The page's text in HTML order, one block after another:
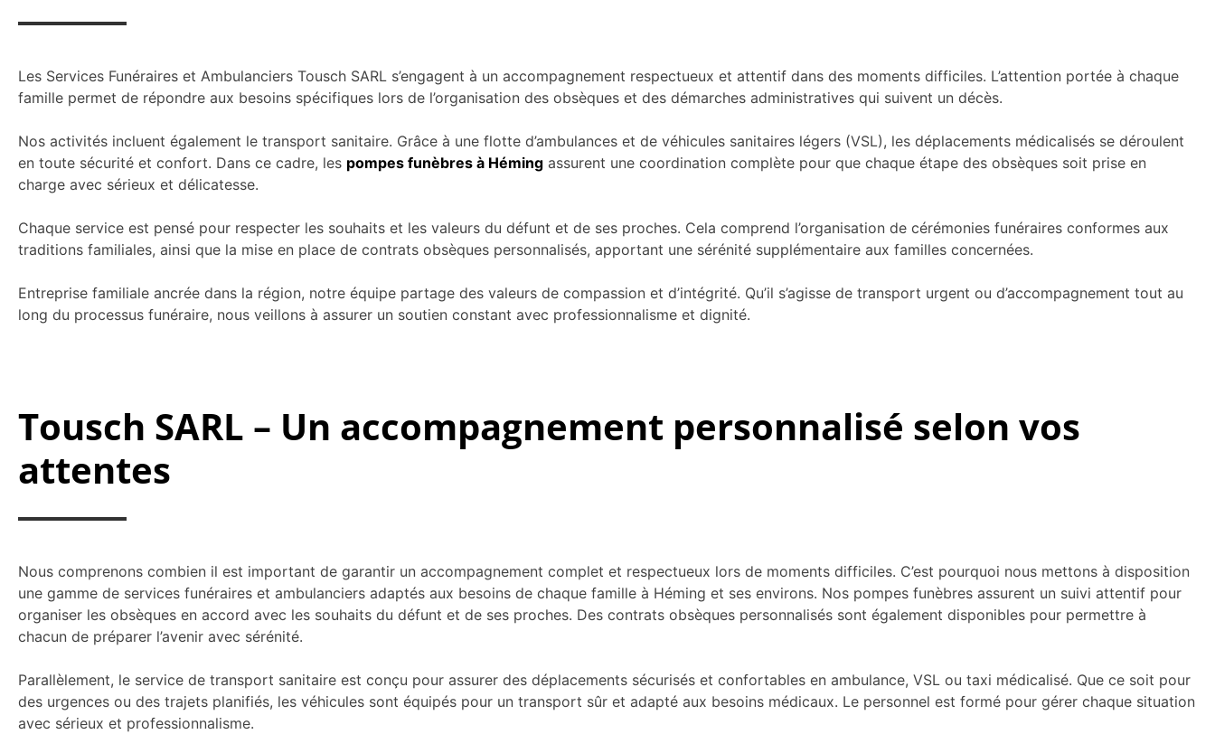
Les Services Funéraires et Ambulanciers Tousch SARL s’engagent à un accompagnement respectueux et attentif dans des moments difficiles. L’attention portée à chaque
famille permet de répondre aux besoins spécifiques lors de l’organisation des obsèques et des démarches administratives qui suivent un décès.
Nos activités incluent également le transport sanitaire. Grâce à une flotte d’ambulances et de véhicules sanitaires légers (VSL), les déplacements médicalisés se déroulent
en toute sécurité et confort. Dans ce cadre, les pompes funèbres à Héming assurent une coordination complète pour que chaque étape des obsèques soit prise en
charge avec sérieux et délicatesse.
Chaque service est pensé pour respecter les souhaits et les valeurs du défunt et de ses proches. Cela comprend l’organisation de cérémonies funéraires conformes aux
traditions familiales, ainsi que la mise en place de contrats obsèques personnalisés, apportant une sérénité supplémentaire aux familles concernées.
Entreprise familiale ancrée dans la région, notre équipe partage des valeurs de compassion et d’intégrité. Qu’il s’agisse de transport urgent ou d’accompagnement tout au
long du processus funéraire, nous veillons à assurer un soutien constant avec professionnalisme et dignité.
Tousch SARL – Un accompagnement personnalisé selon vos
attentes
Nous comprenons combien il est important de garantir un accompagnement complet et respectueux lors de moments difficiles. C’est pourquoi nous mettons à disposition
une gamme de services funéraires et ambulanciers adaptés aux besoins de chaque famille à Héming et ses environs. Nos pompes funèbres assurent un suivi attentif pour
organiser les obsèques en accord avec les souhaits du défunt et de ses proches. Des contrats obsèques personnalisés sont également disponibles pour permettre à
chacun de préparer l’avenir avec sérénité.
Parallèlement, le service de transport sanitaire est conçu pour assurer des déplacements sécurisés et confortables en ambulance, VSL ou taxi médicalisé. Que ce soit pour
des urgences ou des trajets planifiés, les véhicules sont équipés pour un transport sûr et adapté aux besoins médicaux. Le personnel est formé pour gérer chaque situation
avec sérieux et professionnalisme.